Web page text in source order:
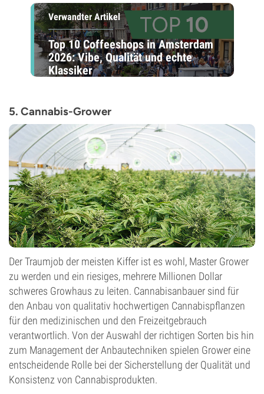
Verwandter Artikel
Top 10 Coffeeshops in Amsterdam
2026: Vibe, Qualität und echte
Klassiker
5. Cannabis-Grower
Der Traumjob der meisten Kiffer ist es wohl, Master Grower
zu werden und ein riesiges, mehrere Millionen Dollar
schweres Growhaus zu leiten. Cannabisanbauer sind für
den Anbau von qualitativ hochwertigen Cannabispflanzen
für den medizinischen und den Freizeitgebrauch
verantwortlich. Von der Auswahl der richtigen Sorten bis hin
zum Management der Anbautechniken spielen Grower eine
entscheidende Rolle bei der Sicherstellung der Qualität und
Konsistenz von Cannabisprodukten.